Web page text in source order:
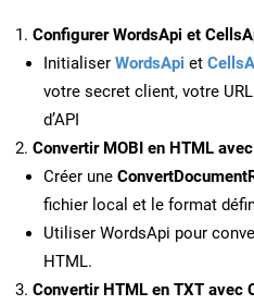
Configurer WordsApi et
Initialiser WordsApi et
votre secret client, votre
d’API
Convertir MOBI en HTML
Créer une
fichier local et le format
Utiliser WordsApi pour
HTML.
Convertir HTML en TXT avec